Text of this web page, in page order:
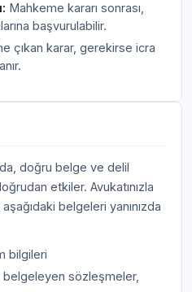
Mahkeme kararı sonrası,
başvurulabilir.
çıkan karar, gerekirse icra
doğru belge ve delil
etkiler. Avukatınızla
belgeleri yanınızda
bilgileri
belgeleyen sözleşmeler,